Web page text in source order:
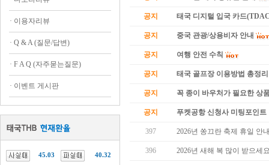
· 이용자리뷰
· Q & A (질문/답변)
· F A Q (자주묻는질문)
· 이벤트 게시판
45.03 40.32
공지 태국 디지털 입국 카드
공지 중국 관광/상용비자 안내
공지 여행 안전 수칙
공지 태국 골프장 이용방법 총정리
공지 꼭 종이 바우처가 필요한 상
공지 푸켓공항 신청사 미팅포인트
397 2026년 쏭끄란 축제 휴일 안
396 2026년 새해 복 많이 받으세